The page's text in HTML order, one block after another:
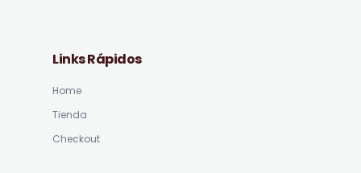
Links Rápidos
Home
Tienda
Checkout